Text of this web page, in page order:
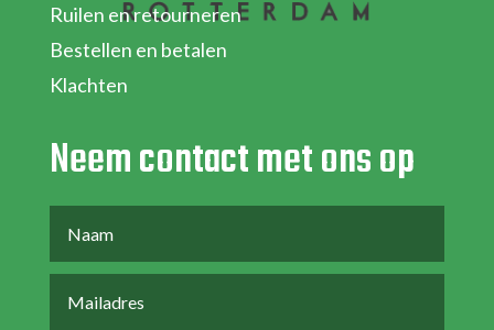
Ruilen en retourneren
Bestellen en betalen
Klachten
Neem contact met ons op